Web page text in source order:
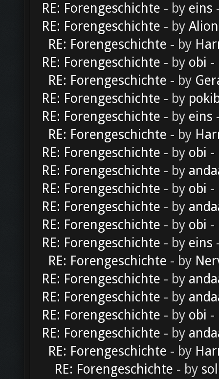
RE: Forengeschichte - by eins
RE: Forengeschichte - by Alion
RE: Forengeschichte - by
RE: Forengeschichte - by obi -
RE: Forengeschichte - by
RE: Forengeschichte - by
RE: Forengeschichte - by eins
RE: Forengeschichte - by
RE: Forengeschichte - by obi -
RE: Forengeschichte - by
RE: Forengeschichte - by obi -
RE: Forengeschichte - by
RE: Forengeschichte - by obi -
RE: Forengeschichte - by eins
RE: Forengeschichte - by
RE: Forengeschichte - by
RE: Forengeschichte - by
RE: Forengeschichte - by obi -
RE: Forengeschichte - by
RE: Forengeschichte - by
RE: Forengeschichte - by